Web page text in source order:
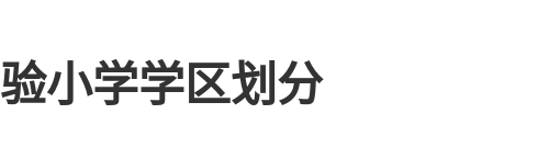
小学学区划分